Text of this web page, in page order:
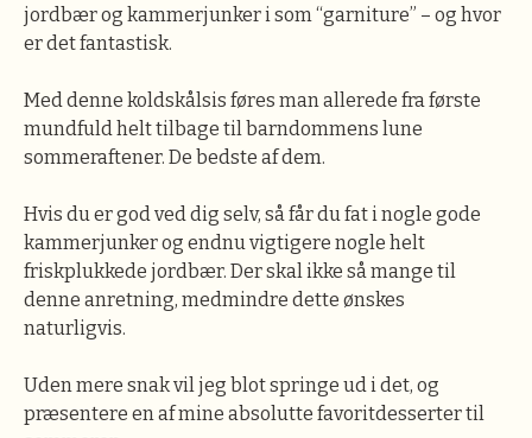
jordbær og kammerjunker i som “garniture” – og hvor
er det fantastisk.
Med denne koldskålsis føres man allerede fra første
mundfuld helt tilbage til barndommens lune
sommeraftener. De bedste af dem.
Hvis du er god ved dig selv, så får du fat i nogle gode
kammerjunker og endnu vigtigere nogle helt
friskplukkede jordbær. Der skal ikke så mange til
denne anretning, medmindre dette ønskes
naturligvis.
Uden mere snak vil jeg blot springe ud i det, og
præsentere en af mine absolutte favoritdesserter til